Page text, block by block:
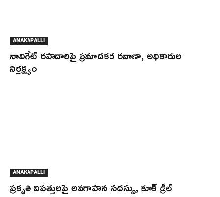
ANAKAPALLI
నావిగేట్ రహదారిపై ప్రమాదకర రవాణా, అధికారుల
నిర్లక్ష్యం
ANAKAPALLI
ప్రకృతి విపత్తులపై అవగాహన సదస్సు, కూక్ డ్రిల్